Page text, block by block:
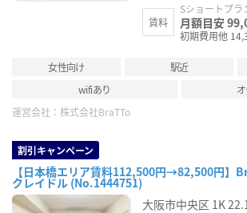
賃料
Sショートプラ
月額目安
初期費用他
女性向け 駅近
wifiあり
運営会社： 株式会社BraTTo
割引キャンペーン
【日本橋エリア賃料112,500円→82,500円】
クレイドル (No.1444751)
大阪市中央区 1K